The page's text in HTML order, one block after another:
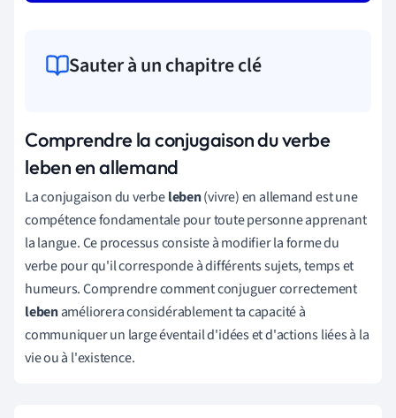
Sauter à un chapitre clé
Comprendre la conjugaison du verbe
leben en allemand
La conjugaison du verbeleben(vivre) en allemand est une
compétence fondamentale pour toute personne apprenant
la langue. Ce processus consiste à modifier la forme du
verbe pour qu'il corresponde à différents sujets, temps et
humeurs. Comprendre comment conjuguer correctement
lebenaméliorera considérablement ta capacité à
communiquer un large éventail d'idées et d'actions liées à la
vie ou à l'existence.